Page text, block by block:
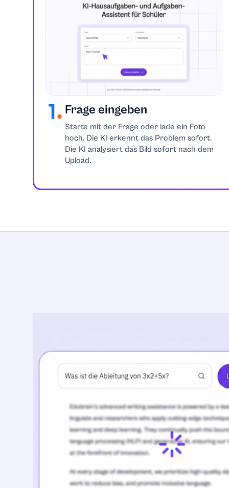
Bildung
Englisch
Internationale
JavaScript
Recht und
Frage eingeben
Starte mit der Frage oder lade ein Foto
hoch. Die KI erkennt das Problem sofort.
Die KI analysiert das Bild sofort nach dem
Upload.